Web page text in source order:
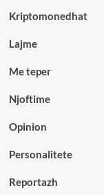
Kriptomonedhat
Lajme
Me teper
Njoftime
Opinion
Personalitete
Reportazh